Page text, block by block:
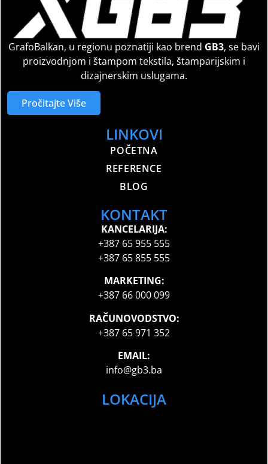
GrafoBalkan, u regionu poznatiji kao brend GB3, se bavi
proizvodnjom i štampom tekstila, štamparijskim i
dizajnerskim uslugama.
Pročitajte Više
LINKOVI
POČETNA
REFERENCE
BLOG
KONTAKT
KANCELARIJA:
+387 65 955 555
+387 65 855 555
MARKETING:
+387 66 000 099
RAČUNOVODSTVO:
+387 65 971 352
EMAIL:
info@gb3.ba
LOKACIJA